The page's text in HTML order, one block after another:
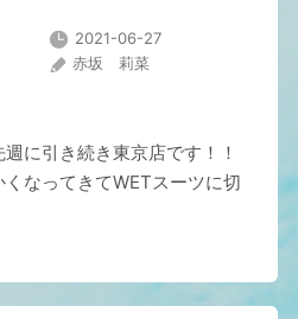
2021-06-27
赤坂 莉菜
に引き続き東京店です！！
なってきてWETスーツに切